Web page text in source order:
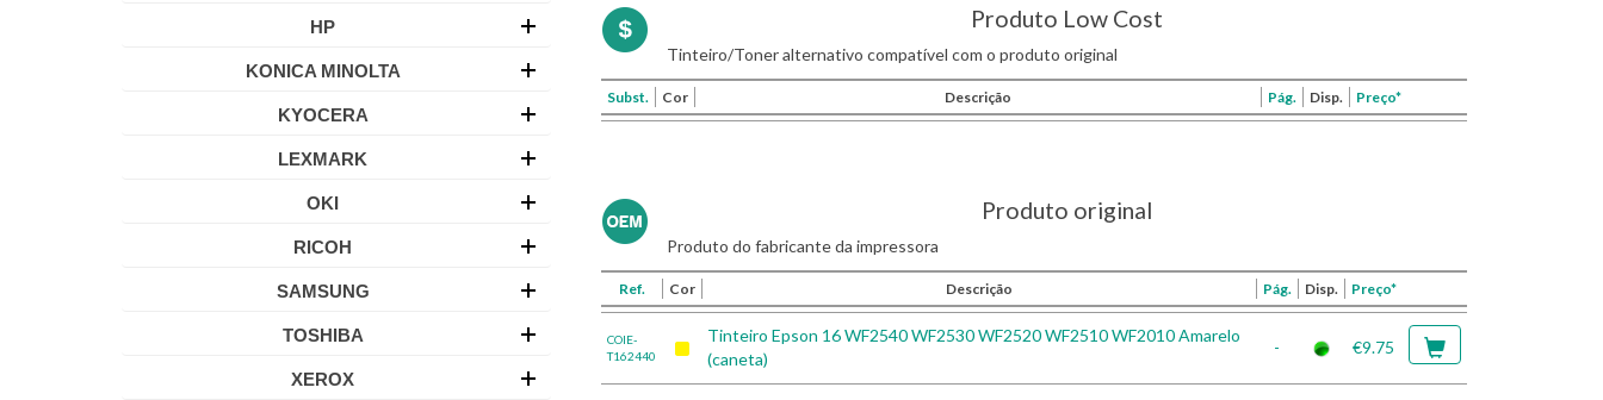
HP
KONICA MINOLTA
KYOCERA
LEXMARK
OKI
RICOH
SAMSUNG
TOSHIBA
XEROX
Produto Low Cost
Tinteiro/Toner alternativo compatível com o produto original
Subst. Cor Descrição Pág. Disp. Preço*
Produto original
Produto do fabricante da impressora
Ref. Cor Descrição Pág. Disp. Preço*
COIE-
T162440
Tinteiro Epson 16 WF2540 WF2530 WF2520 WF2510 WF2010 Amarelo
(caneta)
- €9.75